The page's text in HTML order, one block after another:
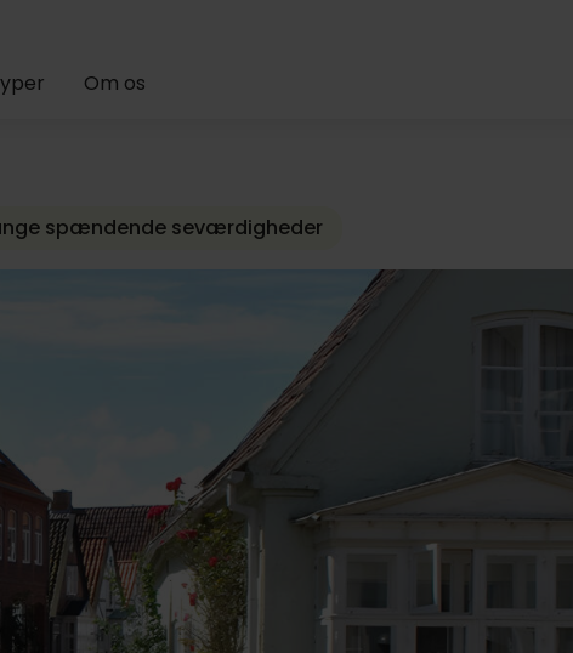
Om os
Tønder Motel Apartments
spændende seværdigheder